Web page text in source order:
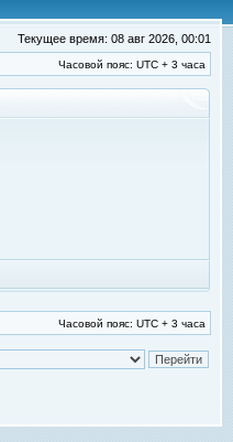
Текущее время: 08 авг 2026, 00:01
Часовой пояс: UTC + 3 часа
Часовой пояс: UTC + 3 часа